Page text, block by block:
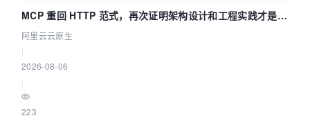
MCP 重回 HTTP 范式，再次证明架构设计和工程实践才是稀
缺资源
阿里云云原生
2026-08-06
223